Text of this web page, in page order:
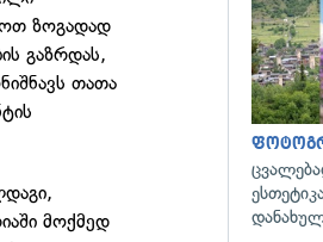
ზოგადად
გაზრდას,
თათა
მოქმედ